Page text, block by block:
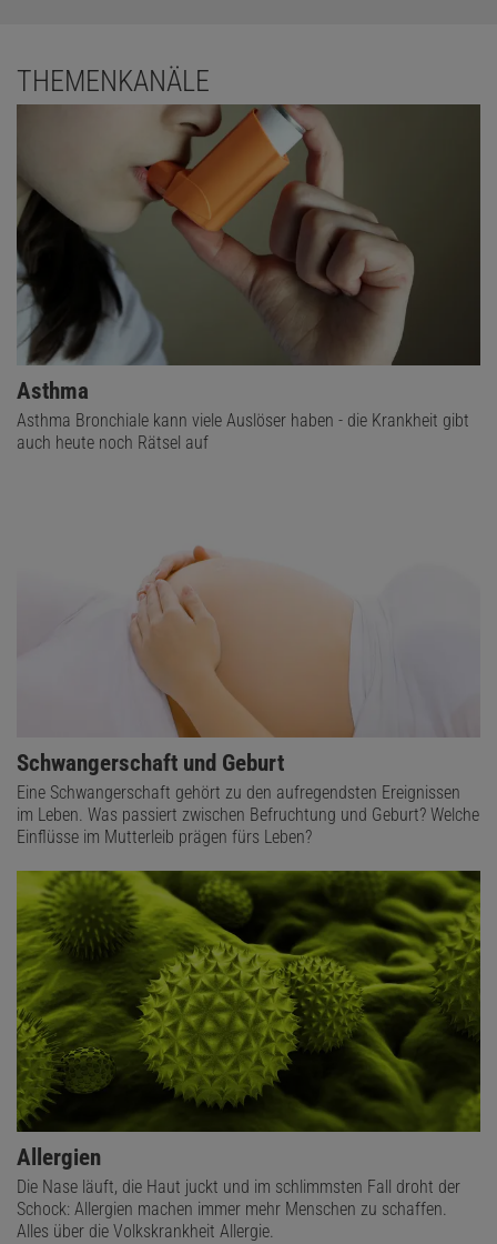
THEMENKANÄLE
Asthma
Asthma Bronchiale kann viele Auslöser haben - die Krankheit gibt
auch heute noch Rätsel auf
Schwangerschaft und Geburt
Eine Schwangerschaft gehört zu den aufregendsten Ereignissen
im Leben. Was passiert zwischen Befruchtung und Geburt? Welche
Einflüsse im Mutterleib prägen fürs Leben?
Allergien
Die Nase läuft, die Haut juckt und im schlimmsten Fall droht der
Schock: Allergien machen immer mehr Menschen zu schaffen.
Alles über die Volkskrankheit Allergie.